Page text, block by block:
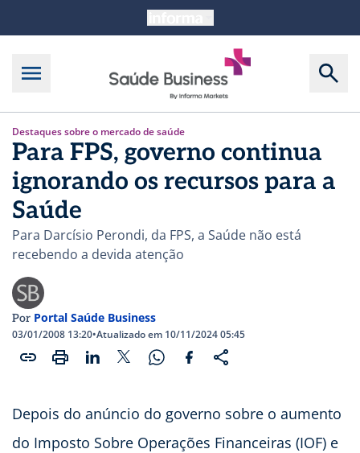
Destaques sobre o mercado de saúde
Para FPS, governo continua
ignorando os recursos para a
Saúde
Para Darcísio Perondi, da FPS, a Saúde não está
recebendo a devida atenção
Por Portal Saúde Business
03/01/2008 13:20•Atualizado em 10/11/2024 05:45
Depois do anúncio do governo sobre o aumento
do Imposto Sobre Operações Financeiras (IOF) e